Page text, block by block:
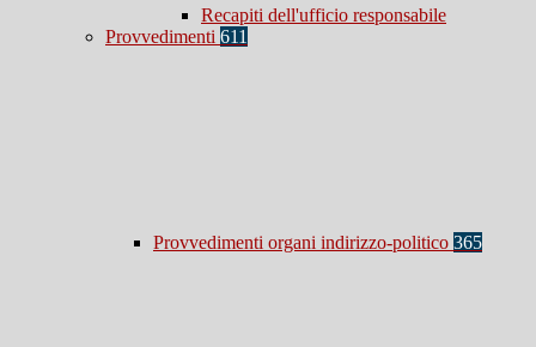
Recapiti dell'ufficio responsabile
Provvedimenti 611
Provvedimenti organi indirizzo-politico 365